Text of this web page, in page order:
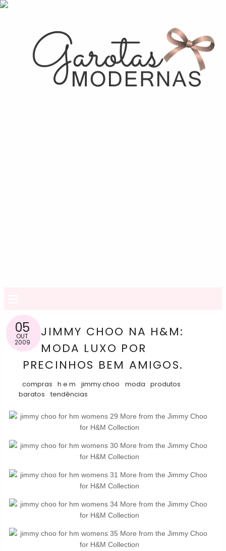
05
OUT
2009
JIMMY CHOO NA H&M:
MODA LUXO POR
PRECINHOS BEM AMIGOS.
compras h e m jimmy choo moda
produtos
baratos
tendências